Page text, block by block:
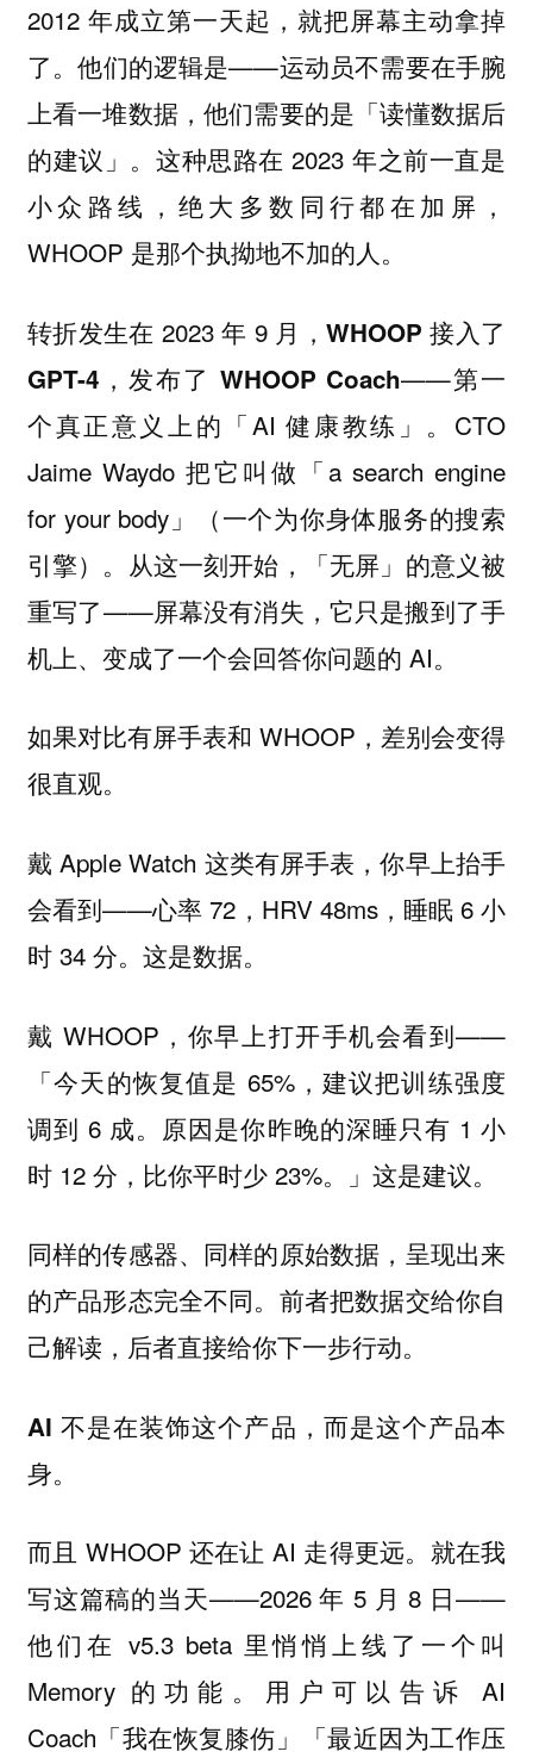
2012 年成立第一天起，就把屏幕主动拿掉
了。他们的逻辑是——运动员不需要在手腕
上看一堆数据，他们需要的是「读懂数据后
的建议」 。这种思路在 2023 年之前一直是
小众路线，绝大多数同行都在加屏，
WHOOP 是那个执拗地不加的人。
转折发生在 2023 年 9 月，WHOOP 接入了
GPT-4，发布了 WHOOP Coach——第一
个真正意义上的「AI 健康教练」。CTO
Jaime Waydo 把它叫做「a search engine
for your body」（一个为你身体服务的搜索
引擎）。从这一刻开始，「无屏」的意义被
重写了——屏幕没有消失，它只是搬到了手
机上、变成了一个会回答你问题的 AI。
如果对比有屏手表和 WHOOP，差别会变得
很直观。
戴 Apple Watch 这类有屏手表，你早上抬手
会看到——心率 72，HRV 48ms，睡眠 6 小
时 34 分。这是数据。
戴 WHOOP，你早上打开手机会看到——
「今天的恢复值是 65%，建议把训练强度
调到 6 成。原因是你昨晚的深睡只有 1 小
时 12 分，比你平时少 23%。」这是建议。
同样的传感器、同样的原始数据，呈现出来
的产品形态完全不同。前者把数据交给你自
己解读，后者直接给你下一步行动。
AI 不是在装饰这个产品，而是这个产品本
身。
而且 WHOOP 还在让 AI 走得更远。就在我
写这篇稿的当天——2026 年 5 月 8 日——
他们在 v5.3 beta 里悄悄上线了一个叫
Memory 的功能。用户可以告诉 AI
Coach「我在恢复膝伤」「最近因为工作压